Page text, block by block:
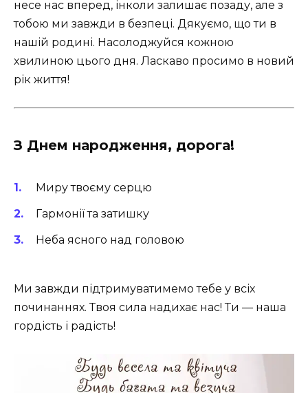
несе нас вперед, інколи залишає позаду, але з
тобою ми завжди в безпеці. Дякуємо, що ти в
нашій родині. Насолоджуйся кожною
хвилиною цього дня. Ласкаво просимо в новий
рік життя!
З Днем народження, дорога!
Миру твоєму серцю
Гармонії та затишку
Неба ясного над головою
Ми завжди підтримуватимемо тебе у всіх
починаннях. Твоя сила надихає нас! Ти — наша
гордість і радість!